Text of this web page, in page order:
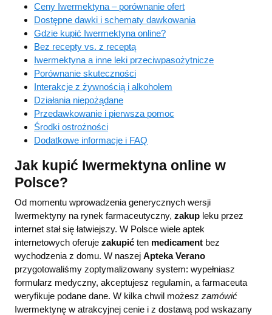
Ceny Iwermektyna – porównanie ofert
Dostępne dawki i schematy dawkowania
Gdzie kupić Iwermektyna online?
Bez recepty vs. z receptą
Iwermektyna a inne leki przeciwpasożytnicze
Porównanie skuteczności
Interakcje z żywnością i alkoholem
Działania niepożądane
Przedawkowanie i pierwsza pomoc
Środki ostrożności
Dodatkowe informacje i FAQ
Jak kupić Iwermektyna online w
Polsce?
Od momentu wprowadzenia generycznych wersji
Iwermektyny na rynek farmaceutyczny, zakup leku przez
internet stał się łatwiejszy. W Polsce wiele aptek
internetowych oferuje zakupić ten medicament bez
wychodzenia z domu. W naszej Apteka Verano
przygotowaliśmy zoptymalizowany system: wypełniasz
formularz medyczny, akceptujesz regulamin, a farmaceuta
weryfikuje podane dane. W kilka chwil możesz zamówić
Iwermektynę w atrakcyjnej cenie i z dostawą pod wskazany